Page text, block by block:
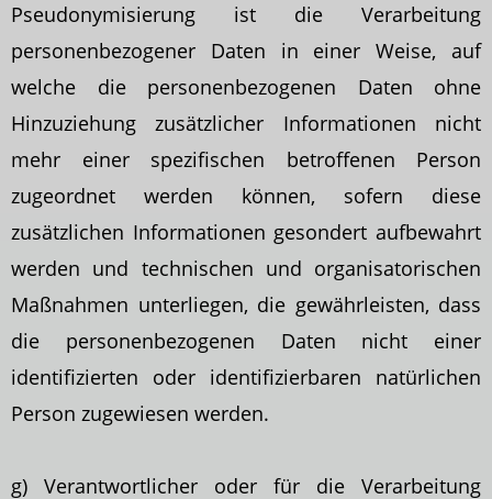
Pseudonymisierung ist die Verarbeitung
personenbezogener Daten in einer Weise, auf
welche die personenbezogenen Daten ohne
Hinzuziehung zusätzlicher Informationen nicht
mehr einer spezifischen betroffenen Person
zugeordnet werden können, sofern diese
zusätzlichen Informationen gesondert aufbewahrt
werden und technischen und organisatorischen
Maßnahmen unterliegen, die gewährleisten, dass
die personenbezogenen Daten nicht einer
identifizierten oder identifizierbaren natürlichen
Person zugewiesen werden.
g) Verantwortlicher oder für die Verarbeitung